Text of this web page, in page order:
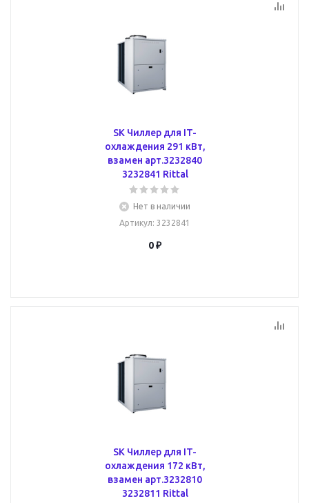
SK Чиллер для IT-
охлаждения 291 кВт,
взамен арт.3232840
3232841 Rittal
Нет в наличии
Артикул: 3232841
0 ₽
SK Чиллер для IT-
охлаждения 172 кВт,
взамен арт.3232810
3232811 Rittal